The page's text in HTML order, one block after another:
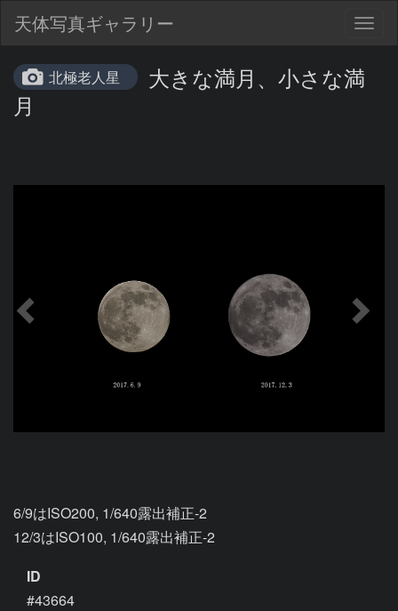
天体写真ギャラリー
北極老人星
大きな満月、小さな満
月
6/9はISO200, 1/640露出補正-2
12/3はISO100, 1/640露出補正-2
ID
#43664